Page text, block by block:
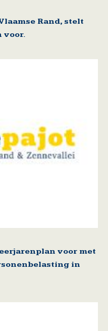
Rand, stelt
voor.
voor met
in